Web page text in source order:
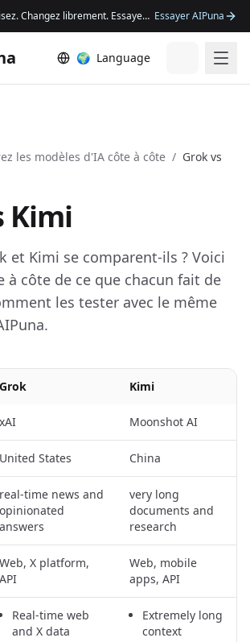
Comparez. Mémorisez. Changez librement. Essayez AIPuna. Essayer AIPuna
🌍 Language
les modèles d'IA côte à côte / Grok vs
Kimi
et Kimi se comparent-ils ? Voici
à côte de ce que chacun fait de
les tester avec le même
Grok Kimi
xAI Moonshot AI
United States China
real-time news and
opinionated
answers
very long
documents and
research
Web, X platform,
API
Web, mobile
apps, API
Real-time web
and X data
Extremely long
context